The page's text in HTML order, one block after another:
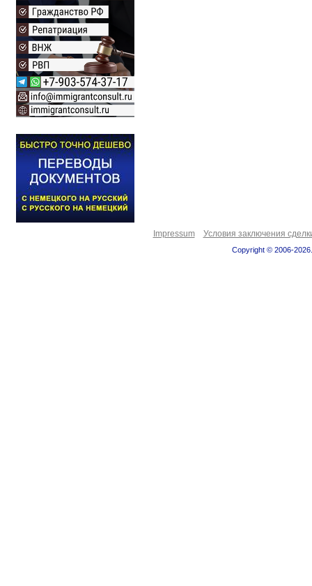
Impressum Условия заключения
Copyright © 2006-